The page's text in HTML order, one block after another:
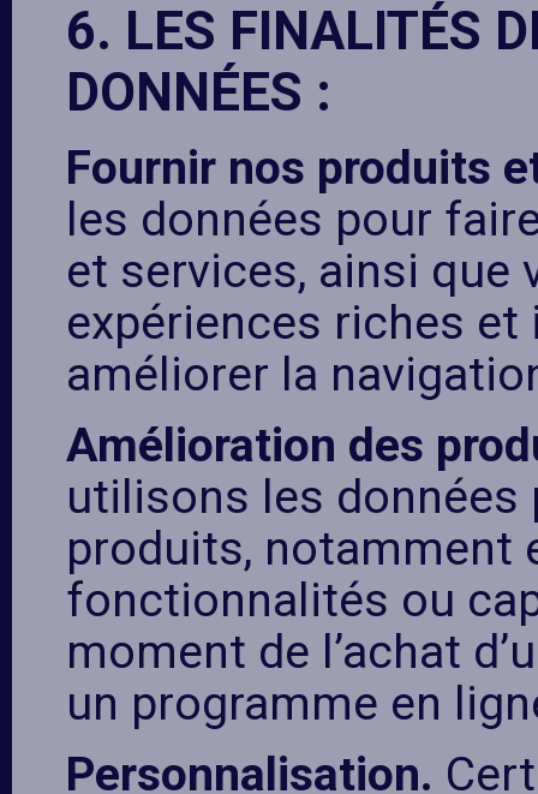
6. LES FINALITÉS
DONNÉES :
Fournir nos produits
les données pour
et services, ainsi que
expériences riches et
améliorer la
Amélioration des
utilisons les
produits, notamment
fonctionnalités ou
moment de l’achat
un programme en
Personnalisation.